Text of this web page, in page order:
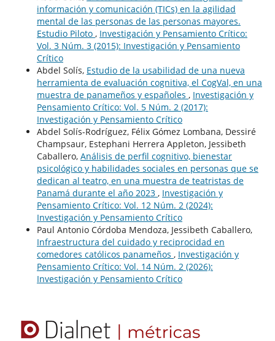
información y comunicación (TICs) en la agilidad
mental de las personas de las personas mayores.
Estudio Piloto , Investigación y Pensamiento Crítico:
Vol. 3 Núm. 3 (2015): Investigación y Pensamiento
Crítico
Abdel Solís, Estudio de la usabilidad de una nueva
herramienta de evaluación cognitiva, el CogVal, en una
muestra de panameños y españoles , Investigación y
Pensamiento Crítico: Vol. 5 Núm. 2 (2017):
Investigación y Pensamiento Crítico
Abdel Solís-Rodríguez, Félix Gómez Lombana, Dessiré
Champsaur, Estephani Herrera Appleton, Jessibeth
Caballero, Análisis de perfil cognitivo, bienestar
psicológico y habilidades sociales en personas que se
dedican al teatro, en una muestra de teatristas de
Panamá durante el año 2023 , Investigación y
Pensamiento Crítico: Vol. 12 Núm. 2 (2024):
Investigación y Pensamiento Crítico
Paul Antonio Córdoba Mendoza, Jessibeth Caballero,
Infraestructura del cuidado y reciprocidad en
comedores católicos panameños , Investigación y
Pensamiento Crítico: Vol. 14 Núm. 2 (2026):
Investigación y Pensamiento Crítico